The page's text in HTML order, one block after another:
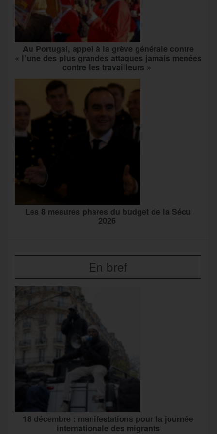
Au Portugal, appel à la grève générale contre
« l’une des plus grandes attaques jamais menées
contre les travailleurs »
Les 8 mesures phares du budget de la Sécu
2026
En bref
18 décembre : manifestations pour la journée
internationale des migrants